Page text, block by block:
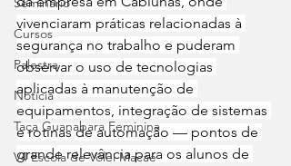
Cursos
Palestra
Notícia
Taça Guanabara Feminina
V4 Escola de Vôlei Macaé
vivenciaram práticas relacionadas à
segurança no trabalho e puderam
observar o uso de tecnologias
aplicadas à manutenção de
equipamentos, integração de sistemas
e rotinas de automação — pontos de
grande relevância para os alunos de